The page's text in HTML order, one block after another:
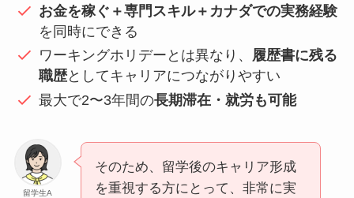
お金を稼ぐ＋専門スキル＋カナダでの実務経験
を同時にできる
ワーキングホリデーとは異なり、 履歴書に残る
職歴としてキャリアにつながりやすい
最大で2〜3年間の長期滞在・就労も可能
留学生A
そのため、留学後のキャリア形成
を重視する方にとって、非常に実